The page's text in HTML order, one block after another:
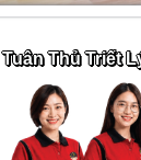
Tuân Thủ Triết